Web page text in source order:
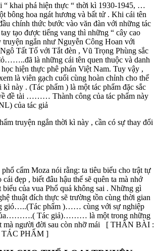
“ khai phá hiện thực “ thời kì 1930-1945, …
bông hoa ngát hương và bất tử . Khi cái tên
chính thức bước vào văn đàn với những tác
tạo được tiếng vang thì những “ cây cao
truyện ngắn như Nguyễn Công Hoan với
Tất Tố với Tắt đèn , Vũ Trọng Phùng sắc
là những cái tên quen thuộc và danh
hiện thực phê phán Việt Nam. Tuy vậy ,
là viên gạch cuối cùng hoàn chỉnh cho thể
này . (Tác phẩm ) là một tác phẩm đặc sắc
đề tài ……… Thành công của tác phẩm này
của tác giả
truyện ngắn thời kì này , cần có sự thay đổi
cẩm Moza nói rằng: ta tiêu biểu cho trật tự
đẹp , biết đâu hậu thế sẽ quên ta mà nhớ
của vua Phổ quả không sai . Những gì
thuật đích thực sẽ trường tồn cùng thời gian
gió…..(Tác phẩm )…… cùng với sự nghiệp
Tác giả)……… là một trong những
mà người đời sau còn nhỡ mái [ THÂN BÀI :
PHẨM ]